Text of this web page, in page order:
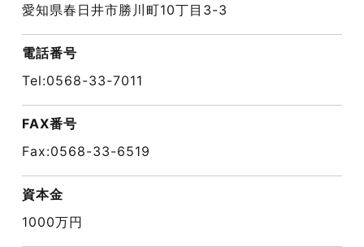
愛知県春日井市勝川町10丁目3-3
電話番号
Tel:0568-33-7011
FAX番号
Fax:0568-33-6519
資本金
1000万円